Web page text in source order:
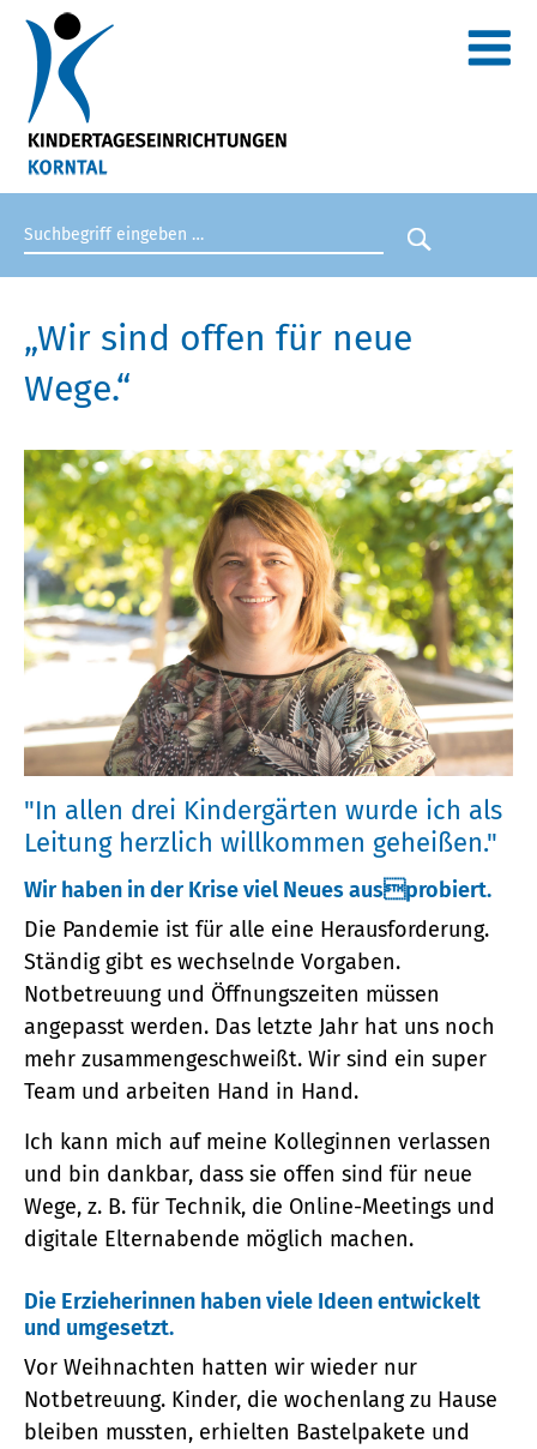
Suchbegriff eingeben
Suche
„Wir sind offen für neue
Wege.“
"In allen drei Kindergärten wurde ich als
Leitung herzlich willkommen geheißen."
Wir haben in der Krise viel Neues ausprobiert.
Die Pandemie ist für alle eine Herausforderung.
Ständig gibt es wechselnde Vorgaben.
Notbetreuung und Öffnungszeiten müssen
angepasst werden. Das letzte Jahr hat uns noch
mehr zusammengeschweißt. Wir sind ein super
Team und arbeiten Hand in Hand.
Ich kann mich auf meine Kolleginnen verlassen
und bin dankbar, dass sie offen sind für neue
Wege, z. B. für Technik, die Online-Meetings und
digitale Elternabende möglich machen.
Die Erzieherinnen haben viele Ideen entwickelt
und umgesetzt.
Vor Weihnachten hatten wir wieder nur
Notbetreuung. Kinder, die wochenlang zu Hause
bleiben mussten, erhielten Bastelpakete und